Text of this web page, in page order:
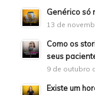
Genérico só
13 de
Como os
seus
9 de outubro
Existe um